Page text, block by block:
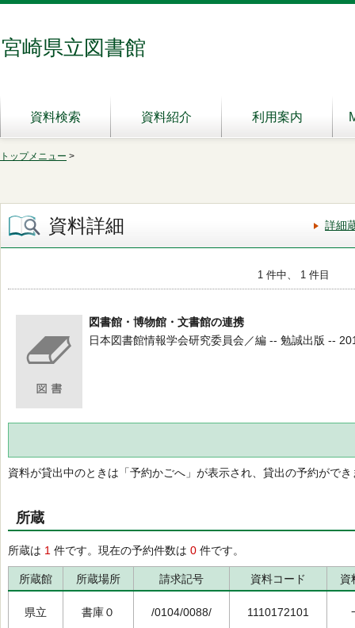
宮崎県立図書館
資料検索 資料紹介 利用案内
トップメニュー >
資料詳細 詳細
1 件中、 1 件目
図書館・博物館・文書館の連携
日本図書館情報学会研究委員会／編 -- 勉誠出版 --
資料が貸出中のときは「予約かごへ」が表示され、貸出の予約ができ
所蔵
所蔵は 1 件です。現在の予約件数は 0 件です。
所蔵館 所蔵場所 請求記号 資料コード 資
県立 書庫０ /0104/0088/ 1110172101